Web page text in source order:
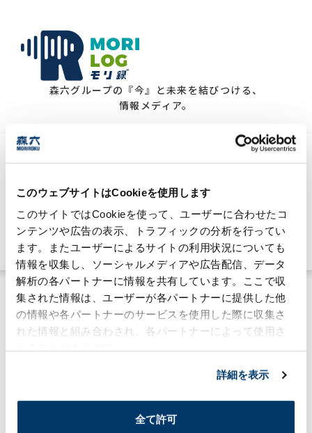
このウェブサイトはCookieを使用します
このサイトではCookieを使って、ユーザーに合わせたコ
ンテンツや広告の表示、トラフィックの分析を行ってい
ます。またユーザーによるサイトの利用状況についても
情報を収集し、ソーシャルメディアや広告配信、データ
解析の各パートナーに情報を共有しています。ここで収
集された情報は、ユーザーが各パートナーに提供した他
の情報や各パートナーのサービスを使用した際に収集さ
れた情報と組み合わされ、各パートナーによって使用さ
詳細を表示
全て許可
森六グループの『今』と未来を結びつける、
情報メディア。
化学工業日報「化学品受託に引き合い」記事
2026年7月15日
ケミカル事業
#技術力